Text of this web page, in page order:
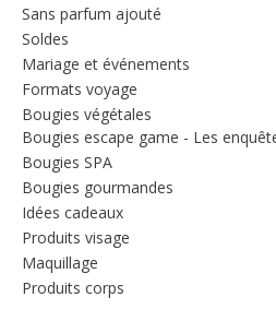
Sans parfum ajouté
Soldes
Mariage et événements
Formats voyage
Bougies végétales
Bougies escape game - Les
Bougies SPA
Bougies gourmandes
Idées cadeaux
Produits visage
Maquillage
Produits corps